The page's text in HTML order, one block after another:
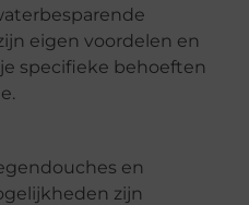
eigen voordelen en
specifieke behoeften
en
zijn